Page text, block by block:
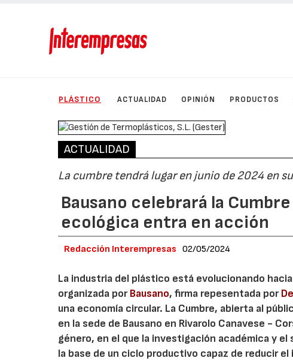
PLÁSTICO ACTUALIDAD OPINIÓN PRODUCTOS
ACTUALIDAD
La cumbre tendrá lugar en junio de 2024 en
Bausano celebrará la
ecológica entra en acción
Redacción Interempresas 02/05/2024
La industria del plástico está evolucionando
organizada porBausano, firma repesentada por
una economía circular. La Cumbre, abierta al
en la sede de Bausano en Rivarolo Canavese -
género, en el que la investigación académica y
la base de un ciclo productivo capaz de reducir